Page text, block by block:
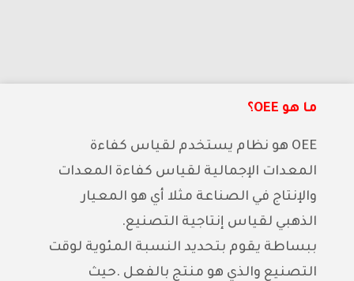
ما هو OEE؟
OEE هو نظام يستخدم لقياس كفاءة
المعدات الإجمالية لقياس كفاءة المعدات
والإنتاج في الصناعة مثلا أي هو المعيار
الذهبي لقياس إنتاجية التصنيع.
ببساطة يقوم بتحديد النسبة المئوية لوقت
التصنيع والذي هو منتج بالفعل .حيث